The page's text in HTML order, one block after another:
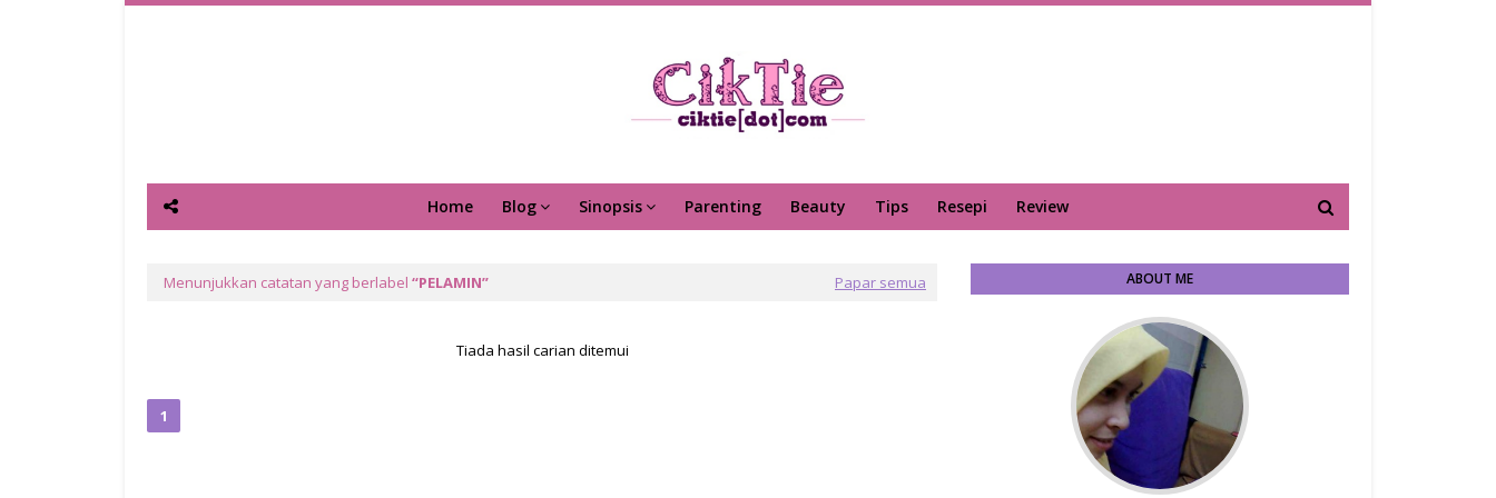
Home Blog Sinopsis Parenting Beauty Tips Resepi Review
Menunjukkan catatan yang berlabel PELAMIN Papar semua
Tiada hasil carian ditemui
1
ABOUT ME